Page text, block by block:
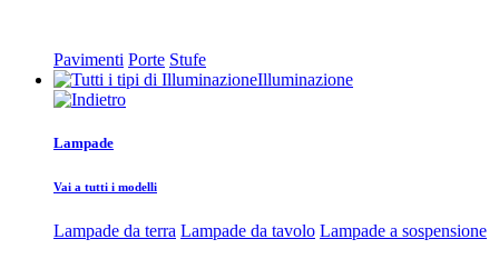
Pavimenti Porte Stufe
Illuminazione
Lampade
Vai a tutti i modelli
Lampade da terra Lampade da tavolo Lampade a sospensione